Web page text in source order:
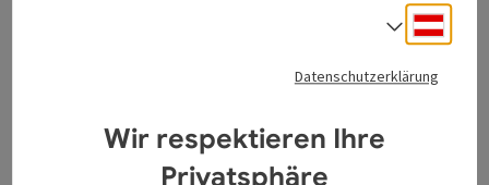
des Chicago Symphony Orchestra – ein absoluter
Ausnahmekünstler und einer der derzeit gefragtesten
Dirigenten weltweit sein Debüt in Linz, zum anderen
herausragende Sänger*innen zur Seite, um Béla
Bartóks einaktige Oper Herzog Blaubarts Burg in
Datenschutzerklärung
Wir respektieren Ihre
Privatsphäre